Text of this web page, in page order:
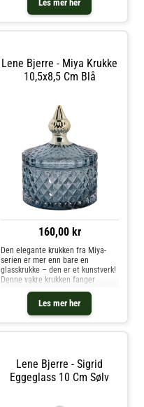
Les mer her
perfekt for å gi ethvert rom i ditt
hjem et sofisti
Lene Bjerre - Miya Krukke
10,5x8,5 Cm Blå
160,00 kr
Les mer her
Den elegante krukken fra Miya-
serien er mer enn bare en
glasskrukke – den er et kunstverk!
Denne vakre krukken fanger
samtidig som den er svært
praktisk. Perfekt for oppbevaring
av smykker eller andre småting,
Lene Bjerre - Sigrid
Eggeglass 10 Cm Sølv